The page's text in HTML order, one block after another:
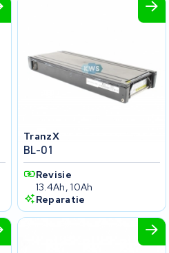
TranzX
BL-01
Revisie
13.4Ah, 10Ah
Reparatie